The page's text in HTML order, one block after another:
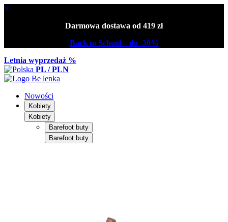
×
Darmowa dostawa od 419 zł
Back to School – do -30%
Letnia wyprzedaż %
PL / PLN
Nowości
Kobiety
Kobiety
Barefoot buty
Barefoot buty